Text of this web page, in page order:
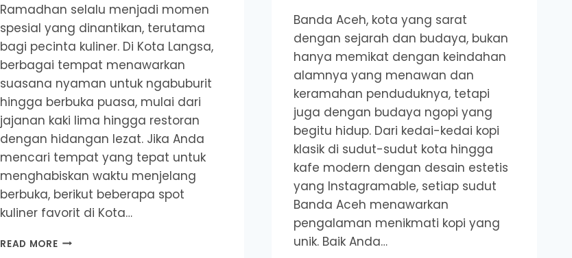
Ramadhan selalu menjadi momen
spesial yang dinantikan, terutama
bagi pecinta kuliner. Di Kota Langsa,
berbagai tempat menawarkan
suasana nyaman untuk ngabuburit
hingga berbuka puasa, mulai dari
jajanan kaki lima hingga restoran
dengan hidangan lezat. Jika Anda
mencari tempat yang tepat untuk
menghabiskan waktu menjelang
berbuka, berikut beberapa spot
kuliner favorit di Kota…
READ MORENGABUBURIT
Banda Aceh, kota yang sarat
dengan sejarah dan budaya, bukan
hanya memikat dengan keindahan
alamnya yang menawan dan
keramahan penduduknya, tetapi
juga dengan budaya ngopi yang
begitu hidup. Dari kedai-kedai kopi
klasik di sudut-sudut kota hingga
kafe modern dengan desain estetis
yang Instagramable, setiap sudut
Banda Aceh menawarkan
pengalaman menikmati kopi yang
unik. Baik Anda…